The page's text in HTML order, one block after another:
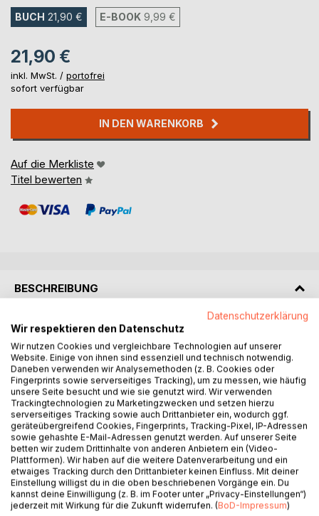
BUCH 21,90 € E-BOOK 9,99 €
21,90 €
inkl. MwSt. / portofrei
sofort verfügbar
IN DEN WARENKORB
Auf die Merkliste
Titel bewerten
BESCHREIBUNG
Das Product Field ist ein Sense-making Framework für
Produktinnovation - ein geteiltes Vokabular, umfassendes
Modell und bewährtes Instrumentarium für
gemeinschaftliches Product Thinking. Es hilft Ihnen dabei,
in Ihrer Organisation eine geteilte Sicht auf
Produktinnovationen zu herzustellen, das Handeln aller
Beteiligten besser aufeinander abzustimmen,
Erfolgsfaktoren und Verbesserungspotenziale auszuloten
und schließlich Ihre Organisation auf die nächste
Innovationsstufe zu heben.
Mit "Product Field - Die Referenz" liefern die Entwickler
des Product Field wertvolle Ratschläge und Anleitungen für
Datenschutzerklärung
Wir respektieren den Datenschutz
Wir nutzen Cookies und vergleichbare Technologien auf unserer
Website. Einige von ihnen sind essenziell und technisch notwendig.
Daneben verwenden wir Analysemethoden (z. B. Cookies oder
Fingerprints sowie serverseitiges Tracking), um zu messen, wie häufig
unsere Seite besucht und wie sie genutzt wird. Wir verwenden
Trackingtechnologien zu Marketingzwecken und setzen hierzu
serverseitiges Tracking sowie auch Drittanbieter ein, wodurch ggf.
geräteübergreifend Cookies, Fingerprints, Tracking-Pixel, IP-Adressen
sowie gehashte E-Mail-Adressen genutzt werden. Auf unserer Seite
betten wir zudem Drittinhalte von anderen Anbietern ein (Video-
Plattformen). Wir haben auf die weitere Datenverarbeitung und ein
etwaiges Tracking durch den Drittanbieter keinen Einfluss. Mit deiner
Einstellung willigst du in die oben beschriebenen Vorgänge ein. Du
kannst deine Einwilligung (z. B. im Footer unter „Privacy-Einstellungen“)
jederzeit mit Wirkung für die Zukunft widerrufen. (BoD-Impressum)